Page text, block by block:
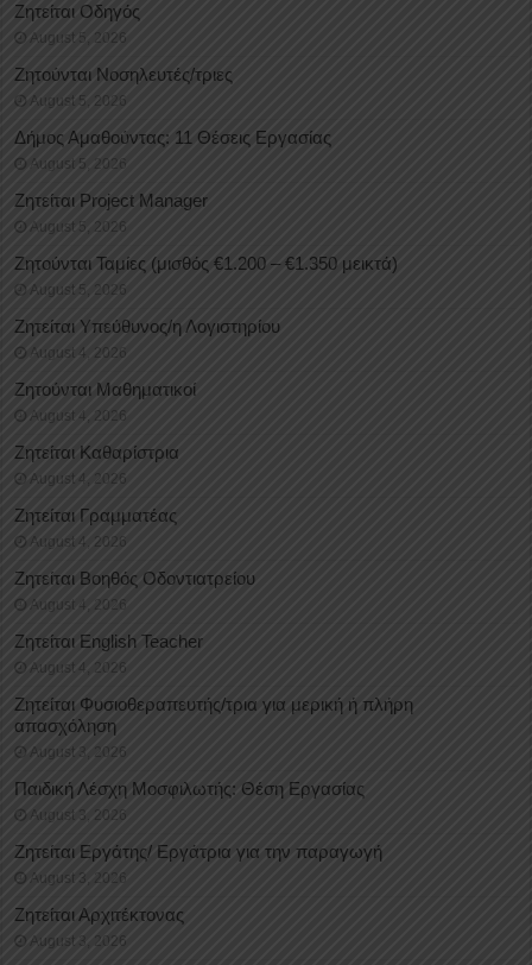
Ζητείται Οδηγός
August 5, 2026
Ζητούνται Νοσηλευτές/τριες
August 5, 2026
Δήμος Αμαθούντας: 11 Θέσεις Εργασίας
August 5, 2026
Ζητείται Project Manager
August 5, 2026
Ζητούνται Ταμίες (μισθός €1.200 – €1.350 μεικτά)
August 5, 2026
Ζητείται Υπεύθυνος/η Λογιστηρίου
August 4, 2026
Ζητούνται Μαθηματικοί
August 4, 2026
Ζητείται Καθαρίστρια
August 4, 2026
Ζητείται Γραμματέας
August 4, 2026
Ζητείται Βοηθός Οδοντιατρείου
August 4, 2026
Ζητείται English Teacher
August 4, 2026
Ζητείται Φυσιοθεραπευτής/τρια για μερική ή πλήρη
απασχόληση
August 3, 2026
Παιδική Λέσχη Μοσφιλωτής: Θέση Εργασίας
August 3, 2026
Ζητείται Εργάτης/ Εργάτρια για την παραγωγή
August 3, 2026
Ζητείται Αρχιτέκτονας
August 3, 2026